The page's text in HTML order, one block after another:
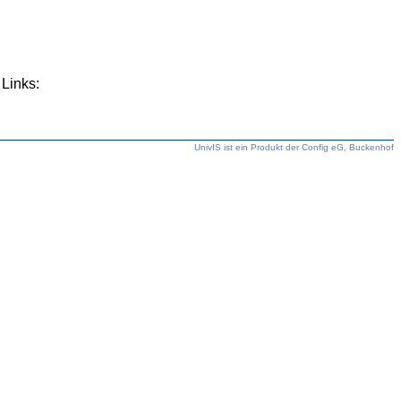
UnivIS ist ein Produkt der Config eG, Buckenhof